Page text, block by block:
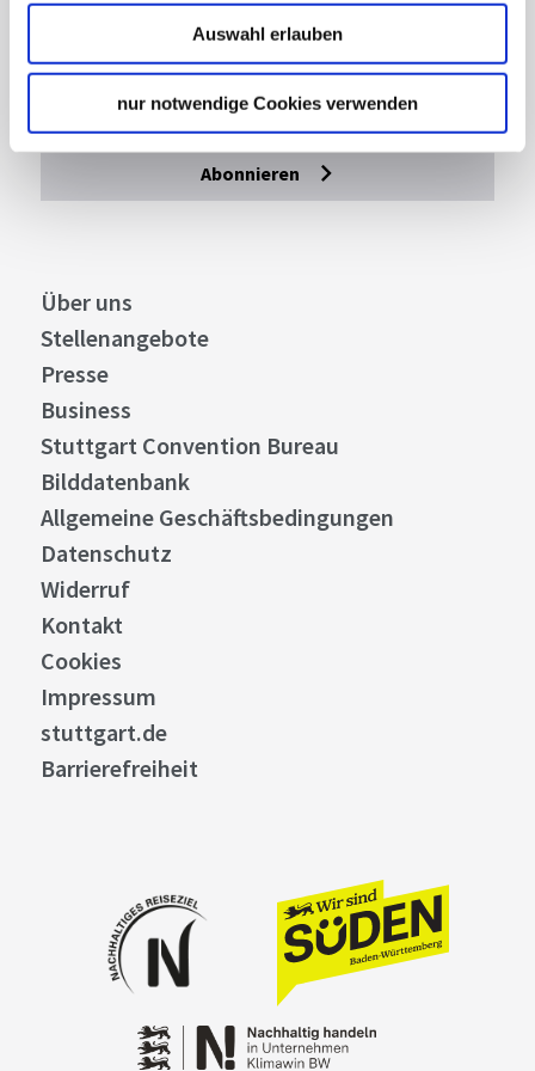
Auswahl erlauben
nur notwendige Cookies verwenden
Mit unserem Newsletter bleiben Sie zu Events,
Highlights und aktuellen Angeboten in
Abonnieren
Über uns
Stellenangebote
Presse
Business
Stuttgart Convention Bureau
Bilddatenbank
Allgemeine Geschäftsbedingungen
Datenschutz
Widerruf
Kontakt
Cookies
Impressum
stuttgart.de
Barrierefreiheit